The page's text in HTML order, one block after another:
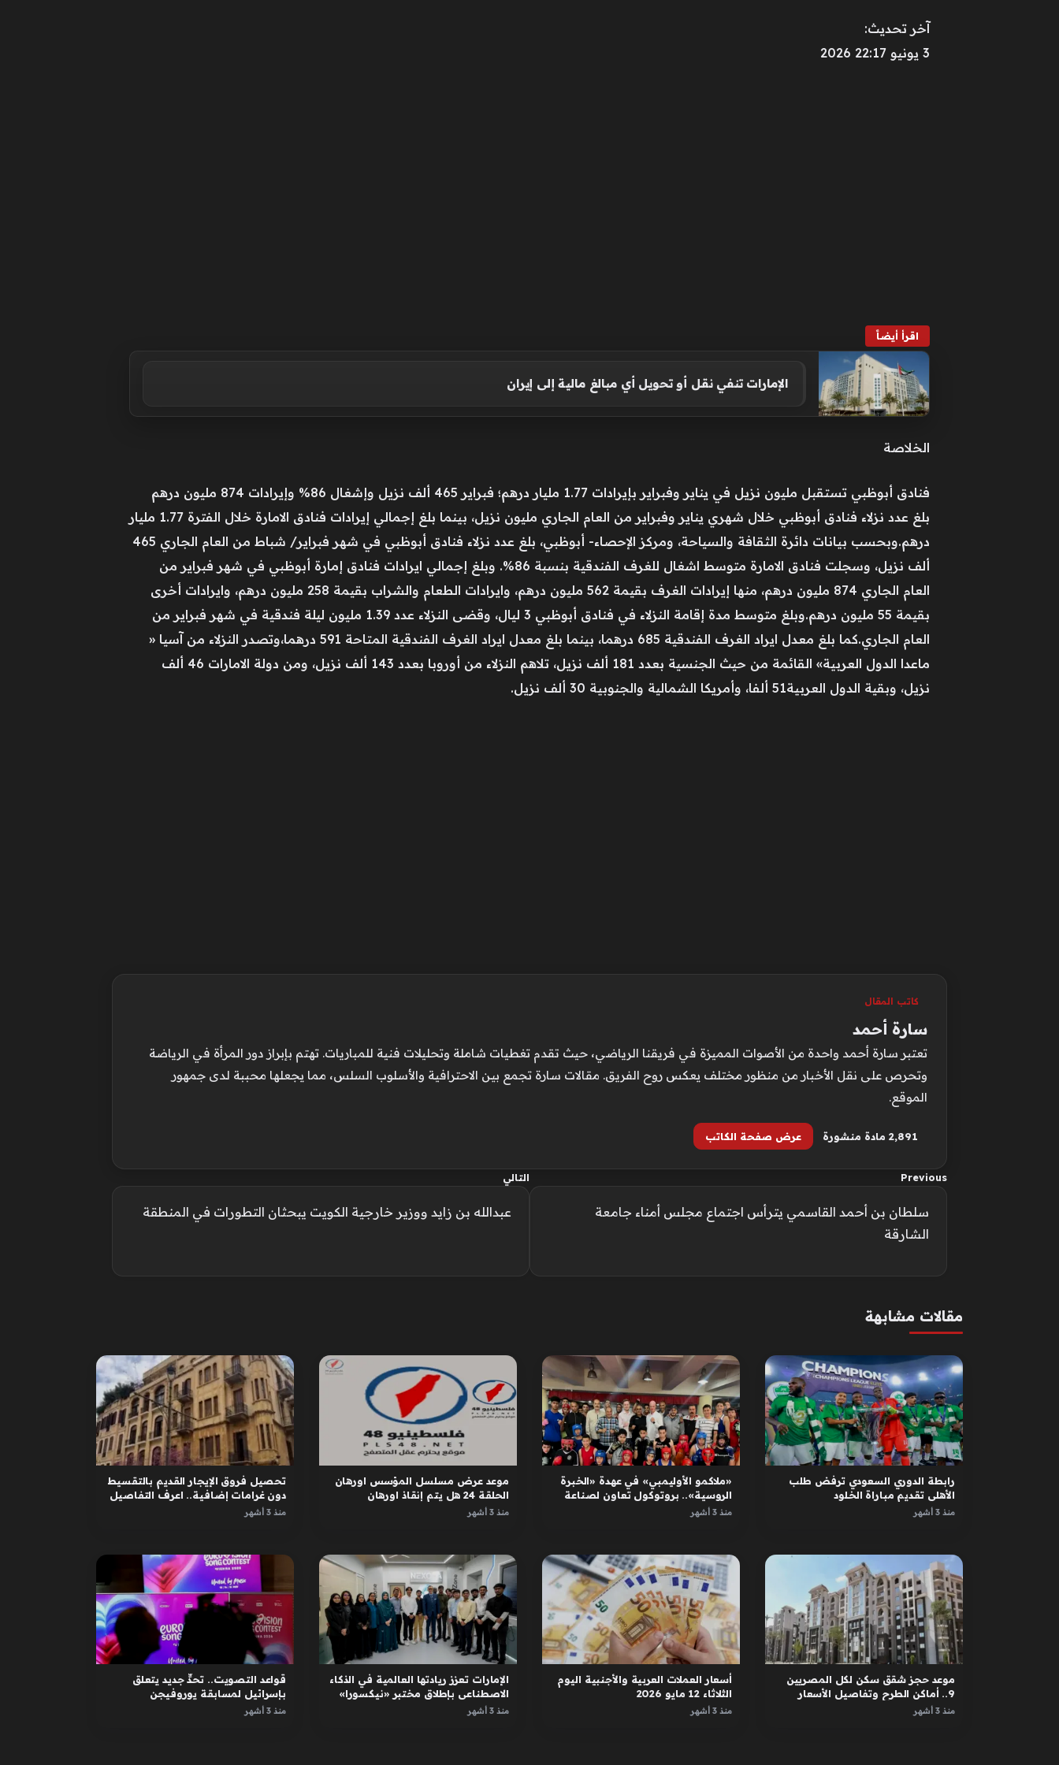
آخر تحديث:
3 يونيو 22:17 2026
اقرأ أيضاً
الإمارات تنفي نقل أو تحويل أي مبالغ مالية إلى إيران
الخلاصة
فنادق أبوظبي تستقبل مليون نزيل في يناير وفبراير بإيرادات 1.77 مليار درهم؛ فبراير 465 ألف نزيل وإشغال 86% وإيرادات 874 مليون درهم
بلغ عدد نزلاء فنادق أبوظبي خلال شهري يناير وفبراير من العام الجاري مليون نزيل، بينما بلغ إجمالي إيرادات فنادق الامارة خلال الفترة 1.77 مليار
درهم.وبحسب بيانات دائرة الثقافة والسياحة، ومركز الإحصاء- أبوظبي، بلغ عدد نزلاء فنادق أبوظبي في شهر فبراير/ شباط من العام الجاري 465
ألف نزيل، وسجلت فنادق الامارة متوسط اشغال للغرف الفندقية بنسبة 86%. وبلغ إجمالي ايرادات فنادق إمارة أبوظبي في شهر فبراير من
العام الجاري 874 مليون درهم، منها إيرادات الغرف بقيمة 562 مليون درهم، وايرادات الطعام والشراب بقيمة 258 مليون درهم، وايرادات أخرى
بقيمة 55 مليون درهم.وبلغ متوسط مدة إقامة النزلاء في فنادق أبوظبي 3 ليال، وقضى النزلاء عدد 1.39 مليون ليلة فندقية في شهر فبراير من
العام الجاري.كما بلغ معدل ايراد الغرف الفندقية 685 درهما، بينما بلغ معدل ايراد الغرف الفندقية المتاحة 591 درهما،وتصدر النزلاء من آسيا «
ماعدا الدول العربية» القائمة من حيث الجنسية بعدد 181 ألف نزيل، تلاهم النزلاء من أوروبا بعدد 143 ألف نزيل، ومن دولة الامارات 46 ألف
نزيل، وبقية الدول العربية51 ألفا، وأمريكا الشمالية والجنوبية 30 ألف نزيل.
كاتب المقال
سارة أحمد
تعتبر سارة أحمد واحدة من الأصوات المميزة في فريقنا الرياضي، حيث تقدم تغطيات شاملة وتحليلات فنية للمباريات. تهتم بإبراز دور المرأة في الرياضة
وتحرص على نقل الأخبار من منظور مختلف يعكس روح الفريق. مقالات سارة تجمع بين الاحترافية والأسلوب السلس، مما يجعلها محببة لدى جمهور
الموقع.
2٬891 مادة منشورة عرض صفحة الكاتب
Previous
سلطان بن أحمد القاسمي يترأس اجتماع مجلس أمناء جامعة
الشارقة
التالي
عبدالله بن زايد ووزير خارجية الكويت يبحثان التطورات في المنطقة
مقالات مشابهة
رابطة الدوري السعودي ترفض طلب
الأهلي تقديم مباراة الخلود
منذ 3 أشهر
«ملاكمو الأوليمبي» في عهدة «الخبرة
الروسية».. بروتوكول تعاون لصناعة
الأبطال
منذ 3 أشهر
موعد عرض مسلسل المؤسس اورهان
الحلقة 24 هل يتم إنقاذ اورهان
واسبورجا
منذ 3 أشهر
تحصيل فروق الإيجار القديم بالتقسيط
دون غرامات إضافية.. اعرف التفاصيل
منذ 3 أشهر
موعد حجز شقق سكن لكل المصريين
9.. أماكن الطرح وتفاصيل الأسعار
منذ 3 أشهر
أسعار العملات العربية والأجنبية اليوم
الثلاثاء 12 مايو 2026
منذ 3 أشهر
الإمارات تعزز ريادتها العالمية في الذكاء
الاصطناعي بإطلاق مختبر «نيكسورا»
في دبي
منذ 3 أشهر
قواعد التصويت.. تحدٍّ جديد يتعلق
بإسرائيل لمسابقة يوروفيجن
منذ 3 أشهر